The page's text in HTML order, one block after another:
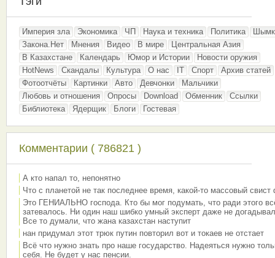
Империя зла Экономика ЧП Наука и техника Политика
Закона.Нет
Мнения Видео В мире
Центральная Азия
В Казахстане
Календарь Юмор и Истории
Новости оружия
HotNews
Скандалы Культура О нас IT Спорт
Архив статей
Фотоотчёты
Картинки Авто Девчонки
Мальчики
Любовь и отношения
Опросы Download Обменник
Ссылки
Библиотека
Ядерщик Блоги Гостевая
Комментарии ( 786821 )
А кто напал то, непонятно
Что с планетой не так последнее время, какой-то массовый свист
Это ГЕНИАЛЬНО господа. Кто бы мог подумать, что ради этого
затевалось. Ни один наш шибко умный эксперт даже не
Все то думали, что жана казахстан наступит
нан придумал этот трюк путин повторил вот и токаев не отстает
Всё что нужно знать про наше государство. Надеяться нужно
себя. Не будет у нас пенсии.